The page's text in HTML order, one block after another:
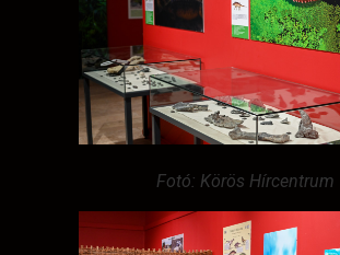
Fotó: Körös Hírcentrum